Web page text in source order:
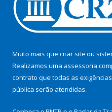
Muito mais que criar site ou
Realizamos uma assessoria
contrato que todas as
pública serão atendidas.